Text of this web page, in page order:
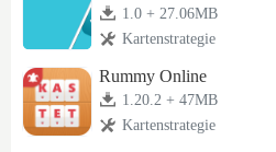
1.0 + 27.06MB
Kartenstrategie
Rummy Online
1.20.2 + 47MB
Kartenstrategie